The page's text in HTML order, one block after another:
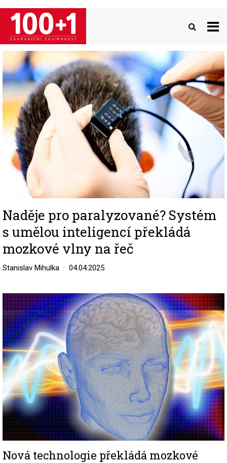
Přejít
hlavnímu
obsahu
Image
Naděje pro paralyzované? Systém
s umělou inteligencí překládá
mozkové vlny na řeč
Stanislav Mihulka 04.04.2025
Image
Nová technologie překládá mozkové